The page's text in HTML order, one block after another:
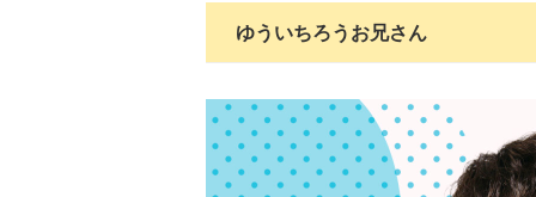
ゆういちろうお兄さん